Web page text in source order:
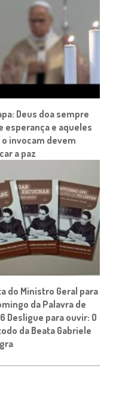
Deus doa sempre
esperança e aqueles
o invocam devem
a paz
do Ministro Geral para
da Palavra de
Desligue para ouvir: O
da Beata Gabriele